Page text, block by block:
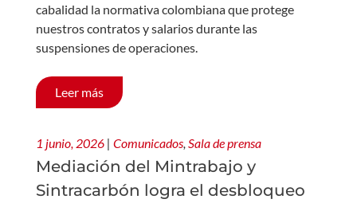
cabalidad la normativa colombiana que protege
nuestros contratos y salarios durante las
suspensiones de operaciones.
Leer más
1 junio, 2026 | Comunicados Sala de prensa
Mediación del Mintrabajo y
Sintracarbón logra el desbloqueo